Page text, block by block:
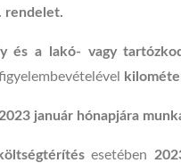
rendelet.
és a lakó- vagy
2023 január hónapjára
esetében